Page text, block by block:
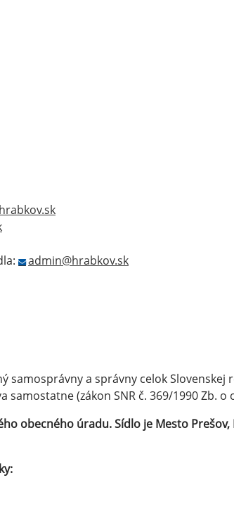
admin@hrabkov.sk
samosprávny a správny celok Slovenskej
samostatne (zákon SNR č. 369/1990 Zb. o
obecného úradu. Sídlo je Mesto Prešov,